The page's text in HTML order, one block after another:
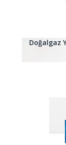
Doğalgaz